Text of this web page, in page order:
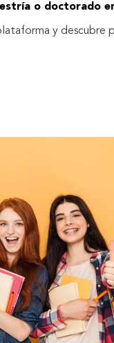
o doctorado
y descubre